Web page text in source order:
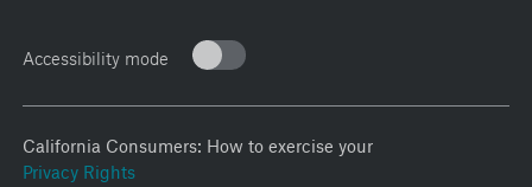
Accessibility mode
California Consumers: How to exercise your
Privacy Rights